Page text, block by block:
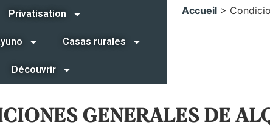
Privatisation
Casas rurales
Découvrir
Accueil>
GENERALES DE